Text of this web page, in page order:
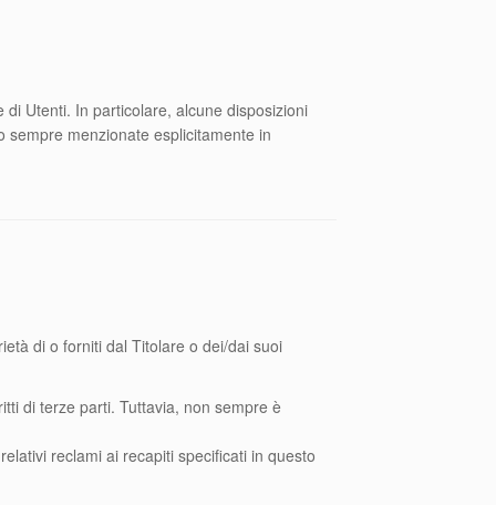
Utenti. In particolare, alcune disposizioni
menzionate esplicitamente in
di o forniti dal Titolare o dei/dai suoi
di terze parti. Tuttavia, non sempre è
reclami ai recapiti specificati in questo